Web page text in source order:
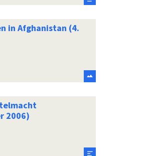
in Afghanistan (4.
2006)